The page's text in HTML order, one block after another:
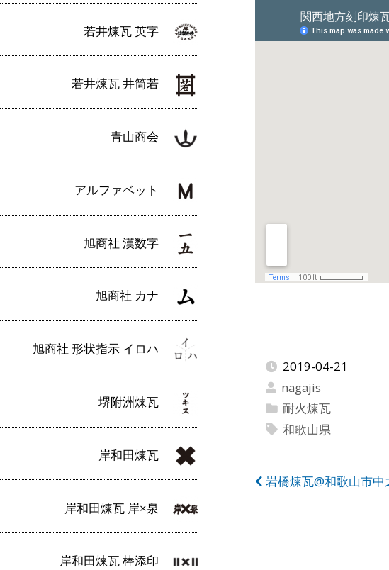
若井煉瓦 英字
若井煉瓦 井筒若
青山商会
アルファベット
旭商社 漢数字
旭商社 カナ
旭商社 形状指示 イロハ
堺附洲煉瓦
岸和田煉瓦
岸和田煉瓦 岸×泉
岸和田煉瓦 棒添印
2019-04-21
nagajis
耐火煉瓦
和歌山県
投岩橋煉瓦@和歌山市中